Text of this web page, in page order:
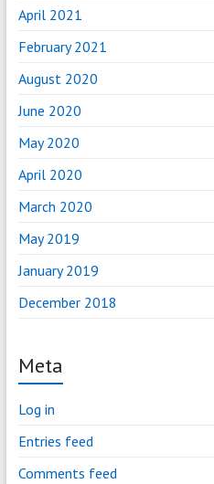
April 2021
February 2021
August 2020
June 2020
May 2020
April 2020
March 2020
May 2019
January 2019
December 2018
Meta
Log in
Entries feed
Comments feed